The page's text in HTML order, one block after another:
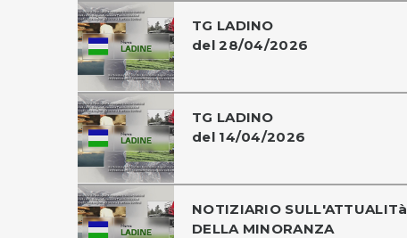
TG LADINO
del 28/04/2026
TG LADINO
del 14/04/2026
NOTIZIARIO SULL'ATTUALITà
DELLA MINORANZA